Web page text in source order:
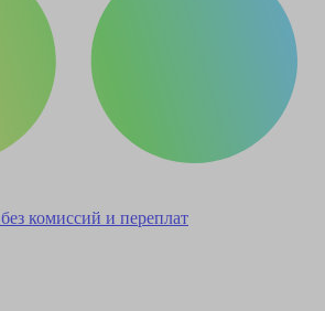
без комиссий и переплат